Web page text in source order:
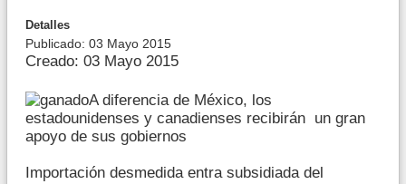
Detalles
Publicado: 03 Mayo 2015
Creado: 03 Mayo 2015
A diferencia de México, los
estadounidenses y canadienses recibirán un gran
apoyo de sus gobiernos
Importación desmedida entra subsidiada del